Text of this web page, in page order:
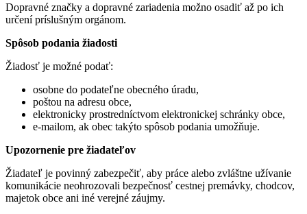
Dopravné značky a dopravné zariadenia možno osadiť až po ich
určení príslušným orgánom.
Spôsob podania žiadosti
Žiadosť je možné podať:
osobne do podateľne obecného úradu,
poštou na adresu obce,
elektronicky prostredníctvom elektronickej schránky obce,
e-mailom, ak obec takýto spôsob podania umožňuje.
Upozornenie pre žiadateľov
Žiadateľ je povinný zabezpečiť, aby práce alebo zvláštne užívanie
komunikácie neohrozovali bezpečnosť cestnej premávky, chodcov,
majetok obce ani iné verejné záujmy.